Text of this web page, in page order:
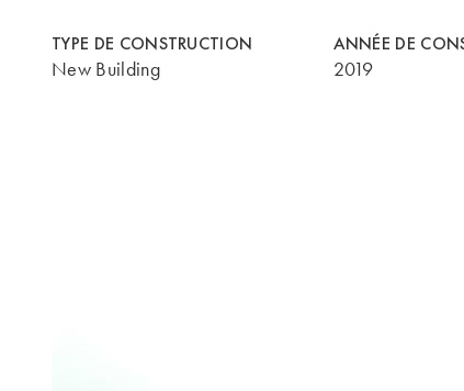
TYPE DE CONSTRUCTION
New Building
ANNÉE DE
2019